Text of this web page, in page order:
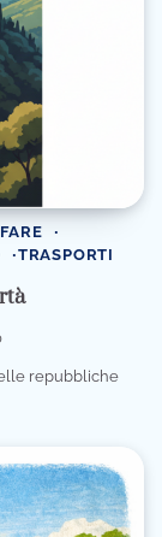
TRASPORTI
repubbliche